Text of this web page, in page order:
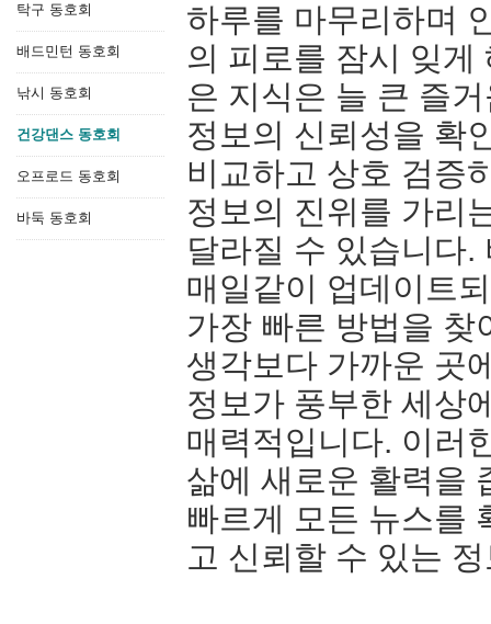
탁구 동호회
배드민턴 동호회
낚시 동호회
건강댄스 동호회
오프로드 동호회
바둑 동호회
하루를 마무리하며
의 피로를 잠시 잊게
은 지식은 늘 큰 즐
정보의 신뢰성을 확
비교하고 상호 검증
정보의 진위를 가리
달라질 수 있습니다
매일같이 업데이트
가장 빠른 방법을 찾
생각보다 가까운 곳
정보가 풍부한 세상
매력적입니다. 이러
삶에 새로운 활력을
빠르게 모든 뉴스를
고 신뢰할 수 있는